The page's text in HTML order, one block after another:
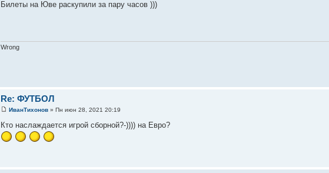
Билеты на Юве раскупили за пару часов )))
Wrong
Re: ФУТБОЛ
ИванТихонов » Пн июн 28, 2021 20:19
Кто наслаждается игрой сборной?-)))) на Евро?